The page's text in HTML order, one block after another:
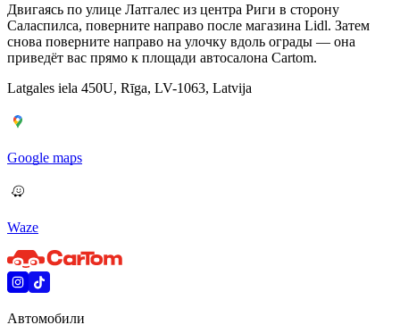
Двигаясь по улице Латгалес из центра Риги в сторону
Саласпилса, поверните направо после магазина Lidl. Затем
снова поверните направо на улочку вдоль ограды — она
приведёт вас прямо к площади автосалона Cartom.
Latgales iela 450U, Rīga, LV-1063, Latvija
Google maps
Waze
Автомобили